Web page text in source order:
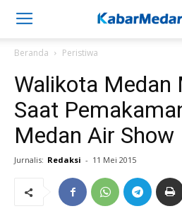
Beranda Peristiwa
Walikota Medan
Saat
Medan Air Show
Jurnalis: Redaksi - 11 Mei 2015